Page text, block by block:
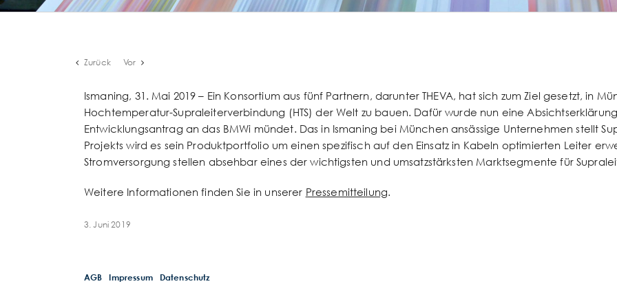
Zurück Vor
Ismaning, 31. Mai 2019 – Ein Konsortium aus fünf Partnern, darunter THEVA, hat sich zum Ziel gesetzt, in
Hochtemperatur-Supraleiterverbindung (HTS) der Welt zu bauen. Dafür wurde nun eine
Entwicklungsantrag an das BMWi mündet. Das in Ismaning bei München ansässige Unternehmen stellt
Projekts wird es sein Produktportfolio um einen spezifisch auf den Einsatz in Kabeln optimierten Leiter
Stromversorgung stellen absehbar eines der wichtigsten und umsatzstärksten Marktsegmente für
Weitere Informationen finden Sie in unserer Pressemitteilung.
3. Juni 2019
AGB Impressum Datenschutz